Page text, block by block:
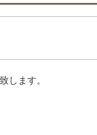
ブラッ
レディ
紺×青
します。